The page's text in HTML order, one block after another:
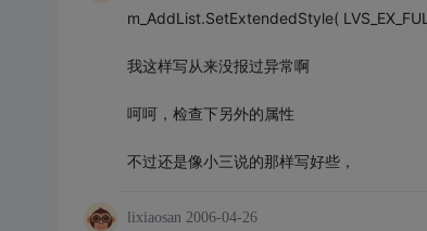
m_AddList.SetExtendedStyle(
我这样写从来没报过异常啊
呵呵，检查下另外的属性
不过还是像小三说的那样写好些，
lixiaosan 2006-04-26